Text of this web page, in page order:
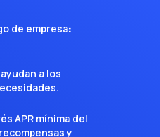
de empresa:
a los
APR mínima del
y